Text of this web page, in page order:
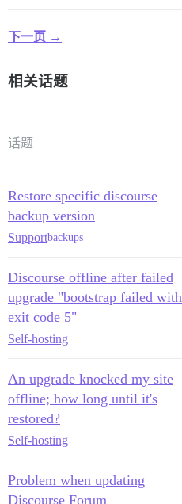
下一页 →
相关话题
话题
Restore specific discourse
backup version
Supportbackups
Discourse offline after failed
upgrade "bootstrap failed with
exit code 5"
Self-hosting
An upgrade knocked my site
offline; how long until it's
restored?
Self-hosting
Problem when updating
Discourse Forum